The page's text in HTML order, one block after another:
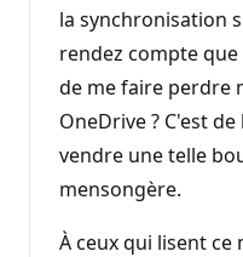
la synchronisation
rendez compte
de me faire perdre
OneDrive ? C'est
vendre une telle
mensongère.
À ceux qui lisent ce